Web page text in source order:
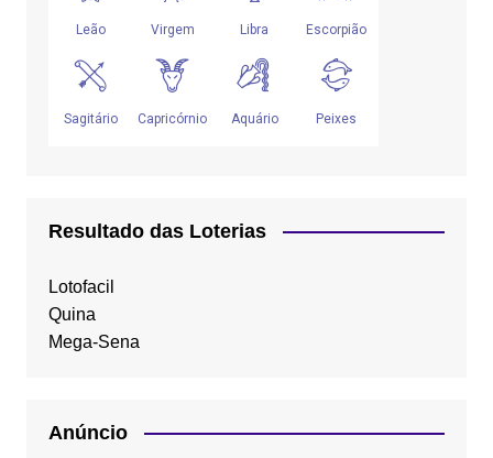
Resultado das Loterias
Lotofacil
Quina
Mega-Sena
Anúncio